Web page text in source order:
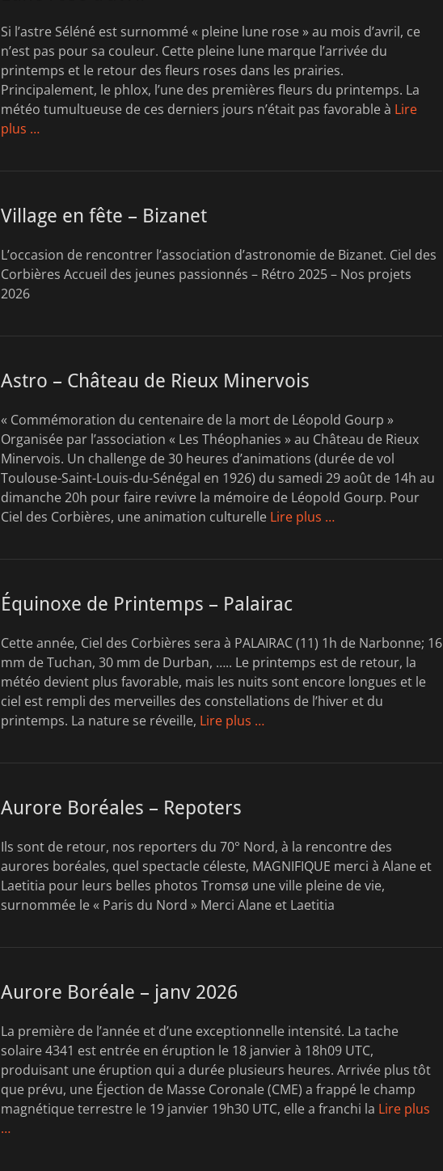
Si l’astre Séléné est surnommé « pleine lune rose » au mois d’avril, ce
n’est pas pour sa couleur. Cette pleine lune marque l’arrivée du
printemps et le retour des fleurs roses dans les prairies.
Principalement, le phlox, l’une des premières fleurs du printemps. La
météo tumultueuse de ces derniers jours n’était pas favorable à Lire
plus …
Village en fête – Bizanet
L’occasion de rencontrer l’association d’astronomie de Bizanet. Ciel des
Corbières Accueil des jeunes passionnés – Rétro 2025 – Nos projets
2026
Astro – Château de Rieux Minervois
« Commémoration du centenaire de la mort de Léopold Gourp »
Organisée par l’association « Les Théophanies » au Château de Rieux
Minervois. Un challenge de 30 heures d’animations (durée de vol
Toulouse-Saint-Louis-du-Sénégal en 1926) du samedi 29 août de 14h au
dimanche 20h pour faire revivre la mémoire de Léopold Gourp. Pour
Ciel des Corbières, une animation culturelle Lire plus …
Équinoxe de Printemps – Palairac
Cette année, Ciel des Corbières sera à PALAIRAC (11) 1h de Narbonne; 16
mm de Tuchan, 30 mm de Durban, ….. Le printemps est de retour, la
météo devient plus favorable, mais les nuits sont encore longues et le
ciel est rempli des merveilles des constellations de l’hiver et du
printemps. La nature se réveille, Lire plus …
Aurore Boréales – Repoters
Ils sont de retour, nos reporters du 70° Nord, à la rencontre des
aurores boréales, quel spectacle céleste, MAGNIFIQUE merci à Alane et
Laetitia pour leurs belles photos Tromsø une ville pleine de vie,
surnommée le « Paris du Nord » Merci Alane et Laetitia
Aurore Boréale – janv 2026
La première de l’année et d’une exceptionnelle intensité. La tache
solaire 4341 est entrée en éruption le 18 janvier à 18h09 UTC,
produisant une éruption qui a durée plusieurs heures. Arrivée plus tôt
que prévu, une Éjection de Masse Coronale (CME) a frappé le champ
magnétique terrestre le 19 janvier 19h30 UTC, elle a franchi la Lire plus
…